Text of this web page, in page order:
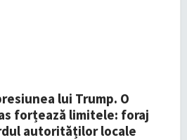
lui Trump. O
forțează limitele: foraj
autorităților locale